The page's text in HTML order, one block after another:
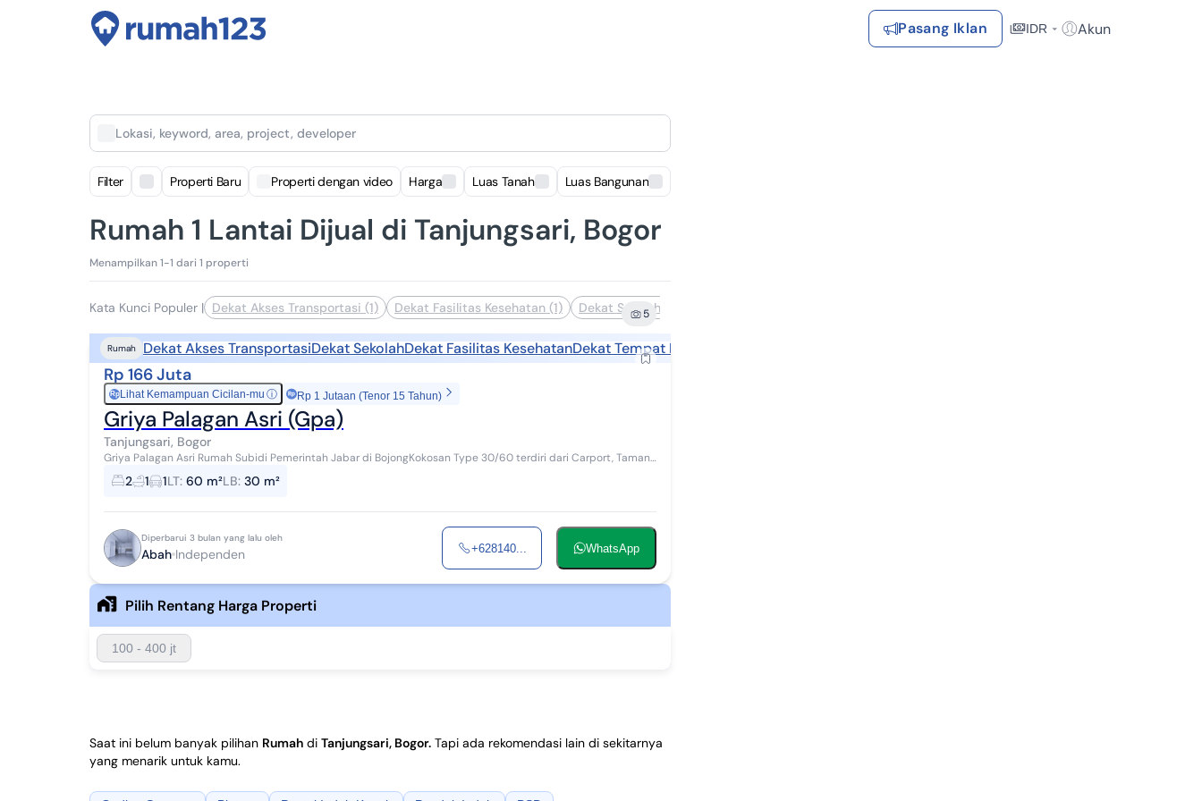
Pasang Iklan IDR Akun
Lokasi, keyword, area, project, developer
Filter Properti Baru Properti dengan video Harga Luas Tanah Luas Bangunan
Rumah 1 Lantai Dijual di Tanjungsari, Bogor
Menampilkan 1-1 dari 1 properti
Kata Kunci Populer | Dekat Akses Transportasi (1) Dekat Fasilitas Kesehatan (1) Dekat Sekolah (1)
5
Rumah Dekat Akses TransportasiDekat SekolahDekat Fasilitas KesehatanDekat Tempat Ibadah
Rp 166 Juta
RpLihat Kemampuan Cicilan-mu ⓘ Rp 1 Jutaan (Tenor 15 Tahun)
Griya Palagan Asri (Gpa)
Tanjungsari, Bogor
Griya Palagan Asri Rumah Subidi Pemerintah Jabar di BojongKokosan Type 30/60 terdiri dari Carport, Taman,
Teras, 2Kamar Tidur, Ruang Tamu, Dapur,...
2 1 1LT: 60 m²LB: 30 m²
Diperbarui 3 bulan yang lalu oleh
Abah Independen +628140... WhatsApp
Pilih Rentang Harga Properti
100 - 400 jt
Saat ini belum banyak pilihan Rumah di Tanjungsari, Bogor. Tapi ada rekomendasi lain di sekitarnya
yang menarik untuk kamu.